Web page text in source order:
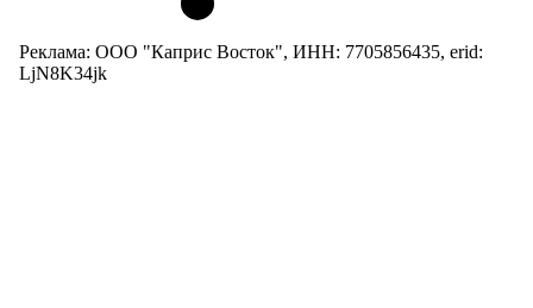
Реклама: ООО "Каприс Восток", ИНН: 7705856435, erid:
LjN8K34jk